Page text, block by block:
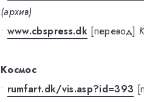
(архив)
• www.cbspress.dk [перевод]
Космос
• rumfart.dk/vis.asp?id=393